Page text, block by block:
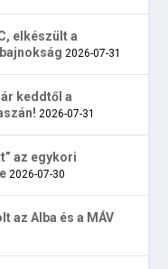
elkészült a
2026-07-31
keddtől a
2026-07-31
az egykori
2026-07-30
az Alba és a MÁV